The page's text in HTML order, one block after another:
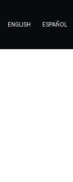
ENGLISH ESPAÑOL